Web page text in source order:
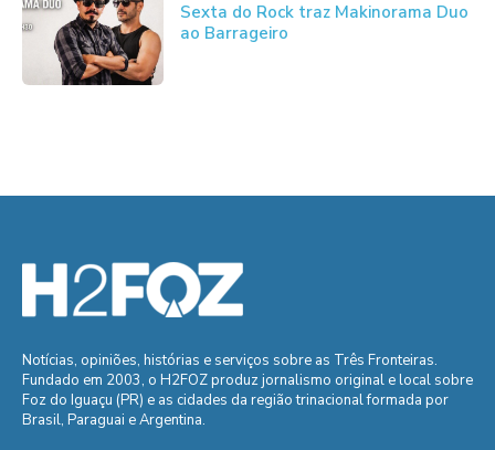
Sexta do Rock traz Makinorama Duo
ao Barrageiro
Notícias, opiniões, histórias e serviços sobre as Três Fronteiras.
Fundado em 2003, o H2FOZ produz jornalismo original e local sobre
Foz do Iguaçu (PR) e as cidades da região trinacional formada por
Brasil, Paraguai e Argentina.